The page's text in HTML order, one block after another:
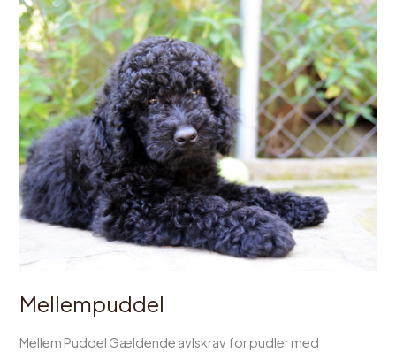
Mellempuddel
Mellem Puddel Gældende avlskrav for pudler med